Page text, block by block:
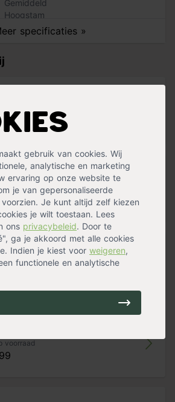
gebruik van cookies. Wij
analytische en marketing
ervaring op onze website te
je van gepersonaliseerde
Je kunt altijd zelf kiezen
je wilt toestaan. Lees
ons privacybeleid. Door te
ga je akkoord met alle cookies
Indien je kiest voor weigeren,
functionele en analytische
tot eivormig, 6-10cm
steenvrucht, 3cm
Staten
Dus aan de hoogte indicatie
worden ontleend.
Gemiddeld
Hoogstam
Geelspecificaties »
voorraad
aanplantgrond voor planten,
voorraad
Tuinmest
voorraad
voorraad